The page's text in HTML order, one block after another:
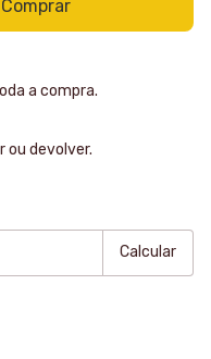
a compra.
ou devolver.
Calcular